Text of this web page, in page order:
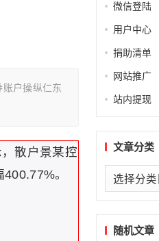
户操纵仁东
散户景某控
。
微信登陆
用户中心
捐助清单
网站推广
站内提现
文章分类
文
章
类随机文章